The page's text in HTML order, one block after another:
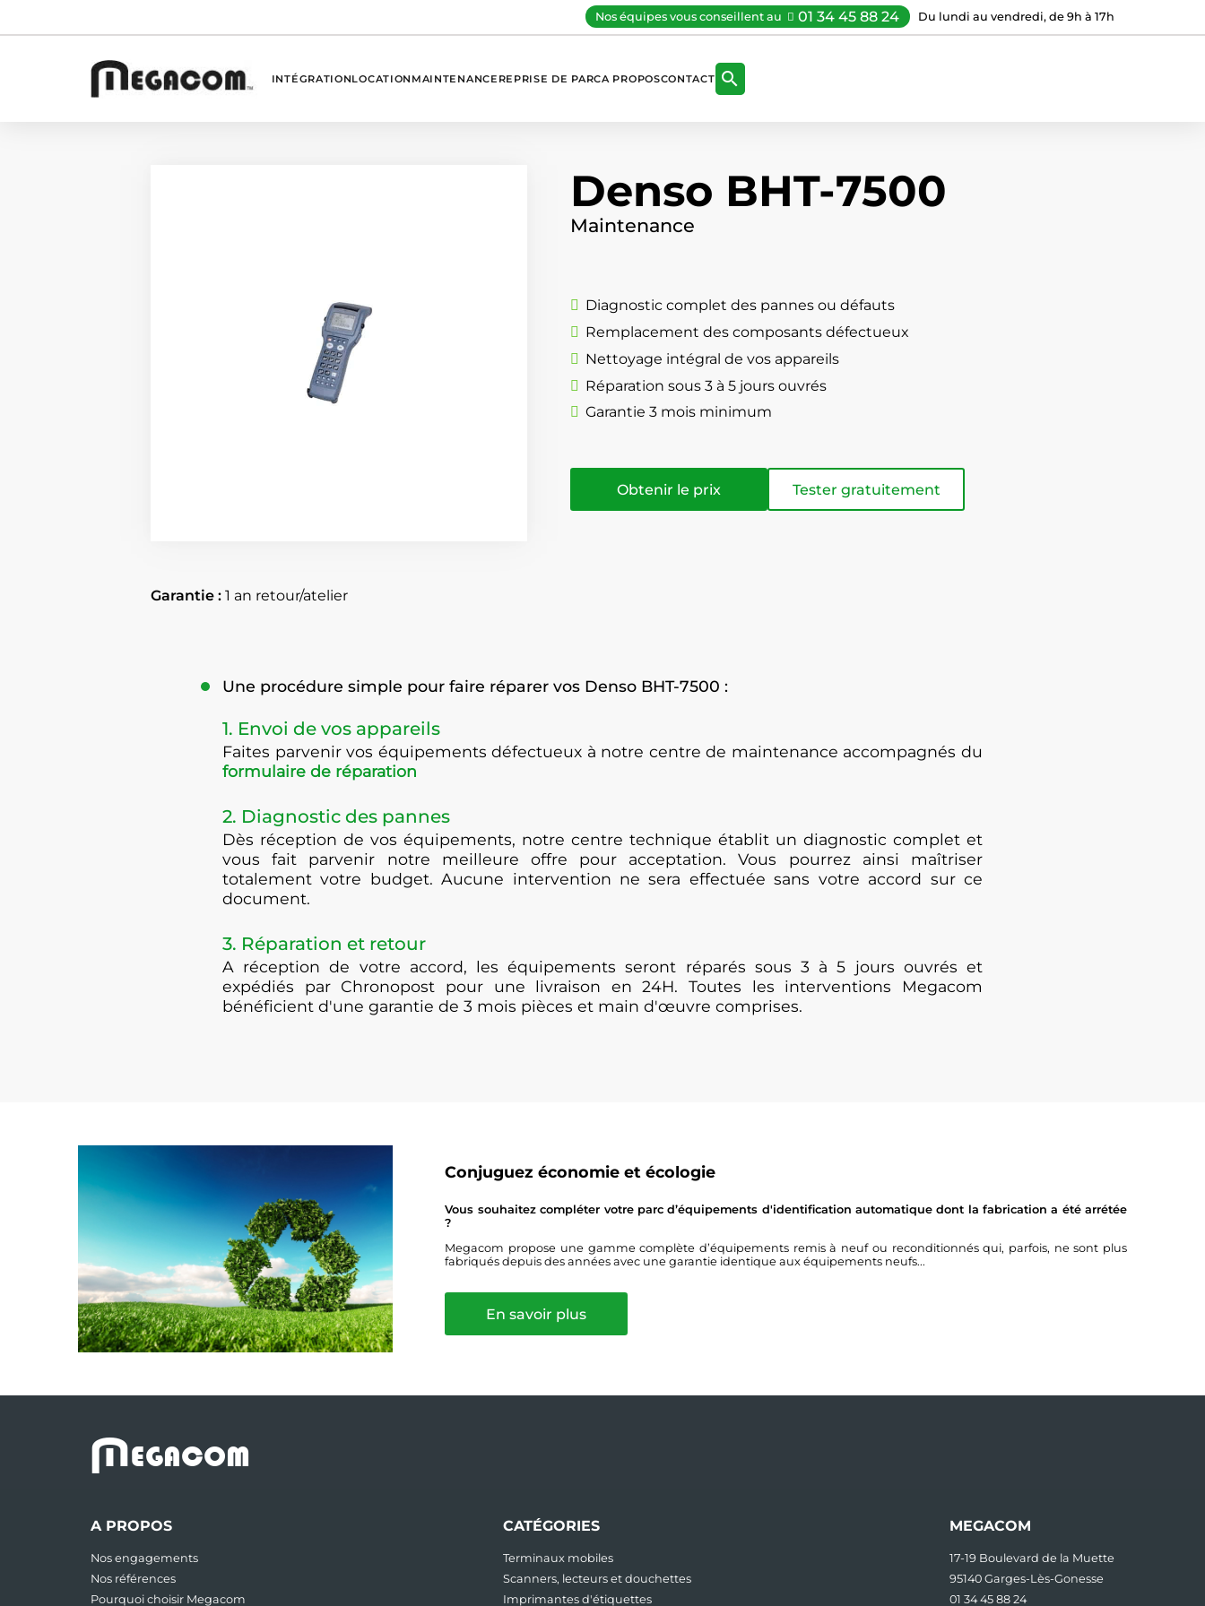
Nos équipes vous conseillent au 01 34 45 88 24 Du lundi au vendredi, de 9h à 17h
INTÉGRATIONLOCATION MAINTENANCE REPRISE DE PARCA PROPOSCONTACT 
Denso BHT-7500
Maintenance
Diagnostic complet des pannes ou défauts
Remplacement des composants défectueux
Nettoyage intégral de vos appareils
Réparation sous 3 à 5 jours ouvrés
Garantie 3 mois minimum
Obtenir le prix Tester gratuitement
Garantie : 1 an retour/atelier
Une procédure simple pour faire réparer vos Denso BHT-7500 :
1. Envoi de vos appareils
Faites parvenir vos équipements défectueux à notre centre de maintenance accompagnés du
formulaire de réparation
2. Diagnostic des pannes
Dès réception de vos équipements, notre centre technique établit un diagnostic complet et
vous fait parvenir notre meilleure offre pour acceptation. Vous pourrez ainsi maîtriser
totalement votre budget. Aucune intervention ne sera effectuée sans votre accord sur ce
document.
3. Réparation et retour
A réception de votre accord, les équipements seront réparés sous 3 à 5 jours ouvrés et
expédiés par Chronopost pour une livraison en 24H. Toutes les interventions Megacom
bénéficient d'une garantie de 3 mois pièces et main d'œuvre comprises.
Conjuguez économie et écologie
Vous souhaitez compléter votre parc d’équipements d'identification automatique dont la fabrication a été arrétée
?
Megacom propose une gamme complète d’équipements remis à neuf ou reconditionnés qui, parfois, ne sont plus
fabriqués depuis des années avec une garantie identique aux équipements neufs...
En savoir plus
MEGACOM
A PROPOS
Nos engagements
Nos références
Pourquoi choisir Megacom
CATÉGORIES
Terminaux mobiles
Scanners, lecteurs et douchettes
Imprimantes d'étiquettes
MEGACOM
17-19 Boulevard de la Muette
95140 Garges-Lès-Gonesse
01 34 45 88 24